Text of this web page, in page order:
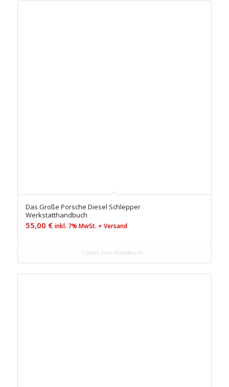
Das Große Porsche Diesel Schlepper
Werkstatthandbuch
55,00 € inkl. 7% MwSt. + Versand
Jetzt zum Handbuch...